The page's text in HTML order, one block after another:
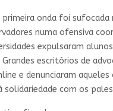
primeira onda foi
numa ofensiva
expulsaram
Grandes escritórios de
e denunciaram
solidariedade com os